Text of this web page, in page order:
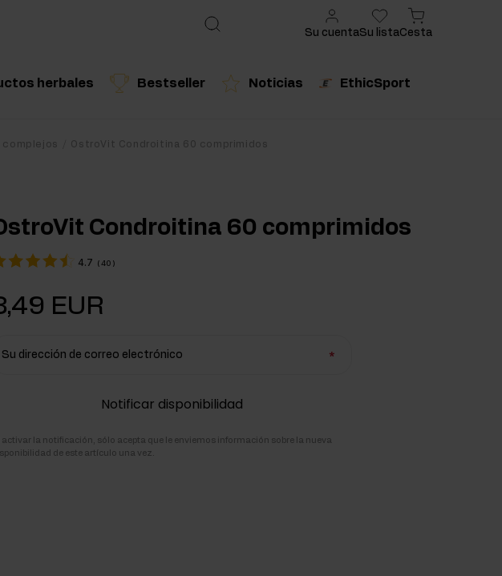
Producto recomendadoProducto recomendado
herbales
Producto recomendado
Bestseller Noticias EthicSport
Su cuentaSu listaCesta
OstroVit Condroitina 60 comprimidos
Condroitina 60 comprimidos
4.7 (40 )
EUR
Su dirección de correo electrónico
Notificar disponibilidad
activar la notificación, sólo acepta que le enviemos información sobre la nueva
de este artículo una vez.